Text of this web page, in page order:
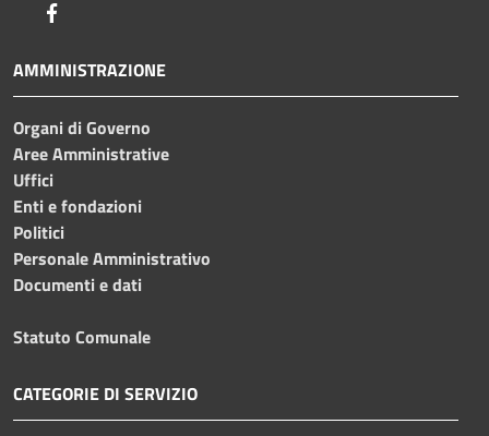
AMMINISTRAZIONE
Organi di Governo
Aree Amministrative
Uffici
Enti e fondazioni
Politici
Personale Amministrativo
Documenti e dati
Statuto Comunale
CATEGORIE DI SERVIZIO